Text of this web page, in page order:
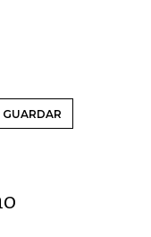
GUARDAR